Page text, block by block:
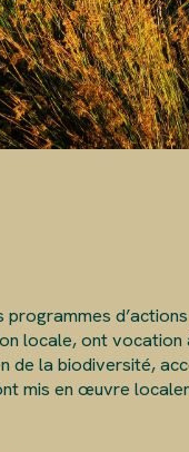
programmes
locale, ont
de la biodiversité,
mis en œuvre